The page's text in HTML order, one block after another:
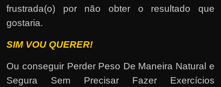
frustrada(o) por não obter o resultado que
gostaria.
SIM VOU QUERER!
Ou conseguir Perder Peso De Maneira Natural e
Segura Sem Precisar Fazer Exercícios